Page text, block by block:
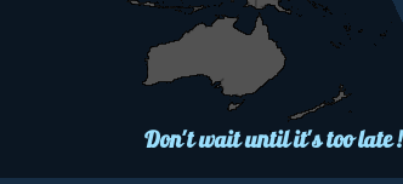
Don't wait until it's too late !